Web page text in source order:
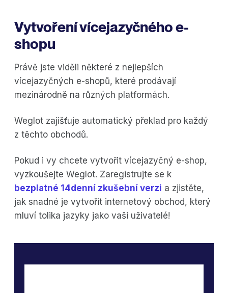
Vytvoření vícejazyčného e-
shopu
Právě jste viděli některé z nejlepších
vícejazyčných e-shopů, které prodávají
mezinárodně na různých platformách.
Weglot zajišťuje automatický překlad pro každý
z těchto obchodů.
Pokud i vy chcete vytvořit vícejazyčný e-shop,
vyzkoušejte Weglot. Zaregistrujte se k
bezplatné 14denní zkušební verzi a zjistěte,
jak snadné je vytvořit internetový obchod, který
mluví tolika jazyky jako vaši uživatelé!